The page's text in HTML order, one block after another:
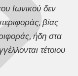
Ιωνικού δεν
βίας
ήδη στα
τέτοιου